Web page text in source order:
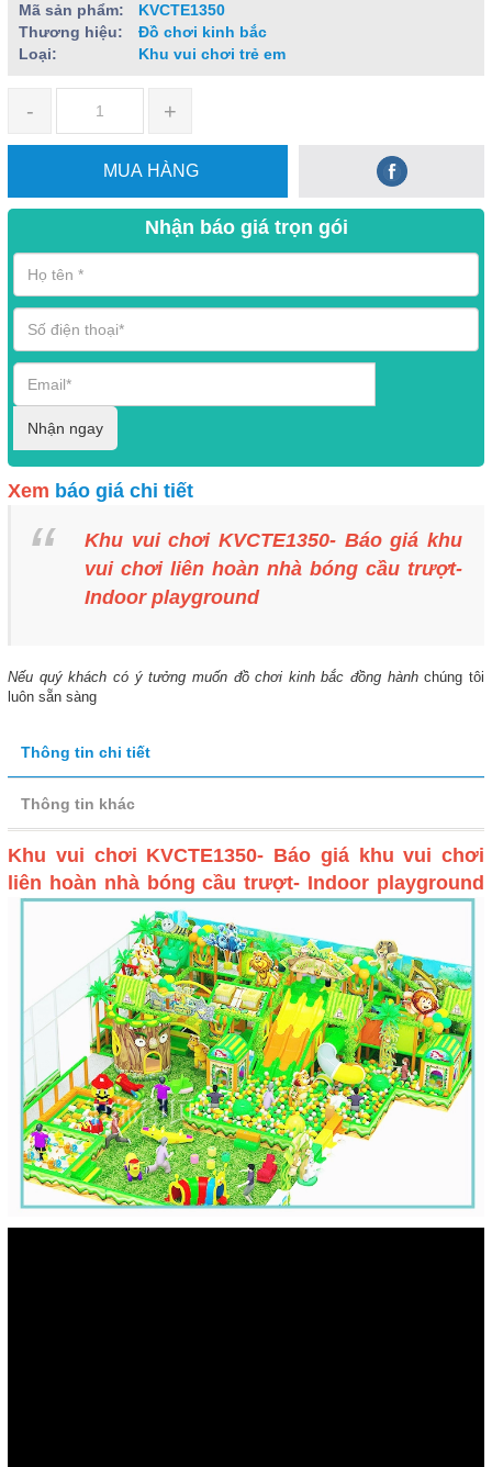
Mã sản phẩm:
KVCTE1350
Thương hiệu:
Đồ chơi kinh bắc
Loại:
Khu vui chơi trẻ em
- +
MUA HÀNG
Nhận báo giá trọn gói
Nhận ngay
Xem báo giá chi tiết
Khu vui chơi KVCTE1350- Báo giá khu
vui chơi liên hoàn nhà bóng cầu trượt-
Indoor playground
Nếu quý khách có ý tưởng muốn đồ chơi kinh bắc đồng hànhchúng tôi
luôn sẵn sàng
Thông tin chi tiết
Thông tin khác
Khu vui chơi KVCTE1350- Báo giá khu vui chơi
liên hoàn nhà bóng cầu trượt- Indoor playground